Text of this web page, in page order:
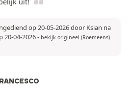
op 20-05-2026 door Ksian na
20-04-2026- bekijk origineel (Roemeens)